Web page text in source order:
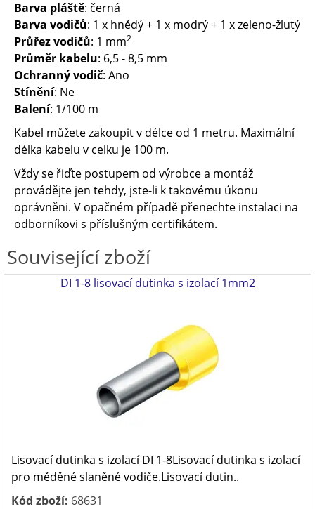
Barva pláště: černá
Barva vodičů: 1 x hnědý + 1 x modrý + 1 x zeleno-žlutý
Průřez vodičů: 1 mm2
Průměr kabelu: 6,5 - 8,5 mm
Ochranný vodič: Ano
Stínění: Ne
Balení: 1/100 m
Kabel můžete zakoupit v délce od 1 metru. Maximální
délka kabelu v celku je 100 m.
Vždy se řiďte postupem od výrobce a montáž
provádějte jen tehdy, jste-li k takovému úkonu
oprávněni. V opačném případě přenechte instalaci na
odborníkovi s příslušným certifikátem.
Související zboží
DI 1-8 lisovací dutinka s izolací 1mm2
Lisovací dutinka s izolací DI 1-8Lisovací dutinka s izolací
pro měděné slaněné vodiče.Lisovací dutin..
Kód zboží: 68631